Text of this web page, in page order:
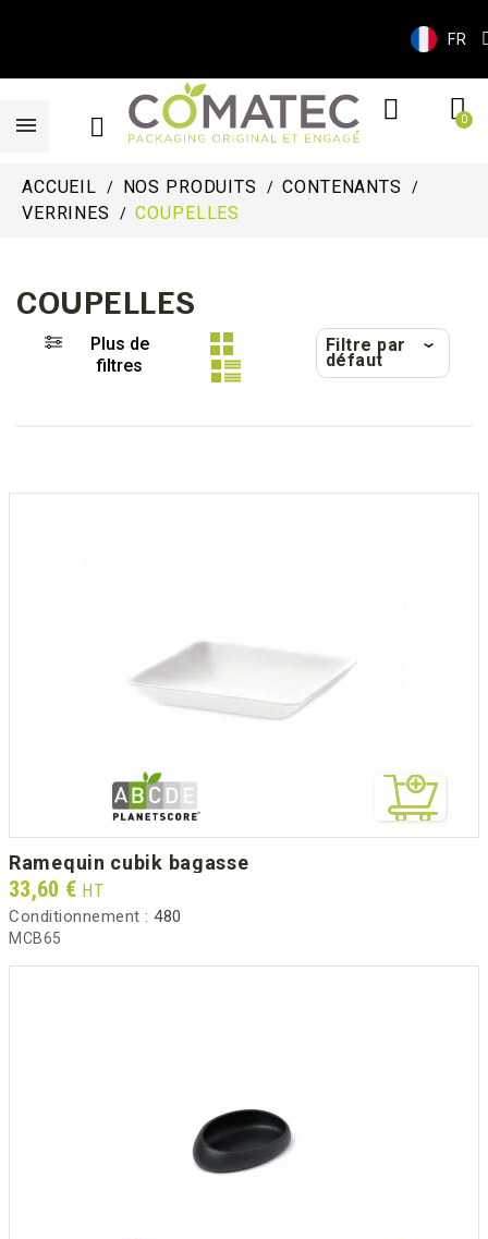
FR
ACCUEIL NOS PRODUITS
CONTENANTS
VERRINES
COUPELLES
COUPELLES
Plus de
filtres
Filtre par
défaut
ramequin cubik bagasse
Prix
33,60 € HT
Conditionnement : 480
MCB65